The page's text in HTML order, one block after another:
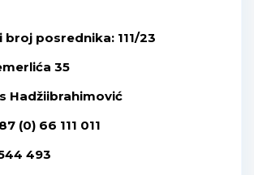
posrednika: 111/23
35
Hadžiibrahimović
(0) 66 111 011
493